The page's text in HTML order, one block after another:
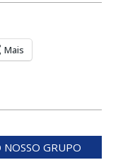
Mais
GRUPO